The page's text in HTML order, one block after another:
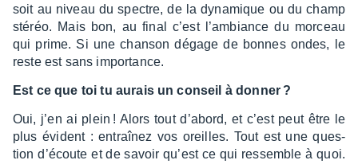
soit au niveau du spectre, de la dyna­mique ou du champ
stéréo. Mais bon, au final c’est l’am­biance du morceau
qui prime. Si une chan­son dégage de bonnes ondes, le
reste est sans impor­tance.
Est ce que toi tu aurais un conseil à donner ?
Oui, j’en ai plein ! Alors tout d’abord, et c’est peut être le
plus évident : entraî­nez vos oreilles. Tout est une ques­
tion d’écoute et de savoir qu’est ce qui ressemble à quoi.